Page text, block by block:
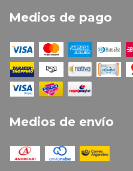
Medios de pago
Medios de envío